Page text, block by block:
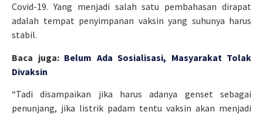
Covid-19. Yang menjadi salah satu pembahasan dirapat
adalah tempat penyimpanan vaksin yang suhunya harus
stabil.
Baca juga: Belum Ada Sosialisasi, Masyarakat Tolak
Divaksin
“Tadi disampaikan jika harus adanya genset sebagai
penunjang, jika listrik padam tentu vaksin akan menjadi